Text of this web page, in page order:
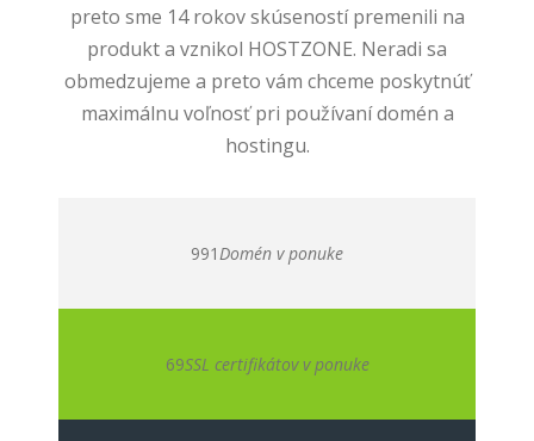
preto sme 14 rokov skúseností premenili na
produkt a vznikol HOSTZONE. Neradi sa
obmedzujeme a preto vám chceme poskytnúť
maximálnu voľnosť pri používaní domén a
hostingu.
991Domén v ponuke
69SSL certifikátov v ponuke